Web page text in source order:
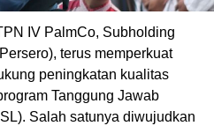
IV PalmCo, Subholding
terus memperkuat
peningkatan kualitas
Tanggung Jawab
Salah satunya diwujudkan